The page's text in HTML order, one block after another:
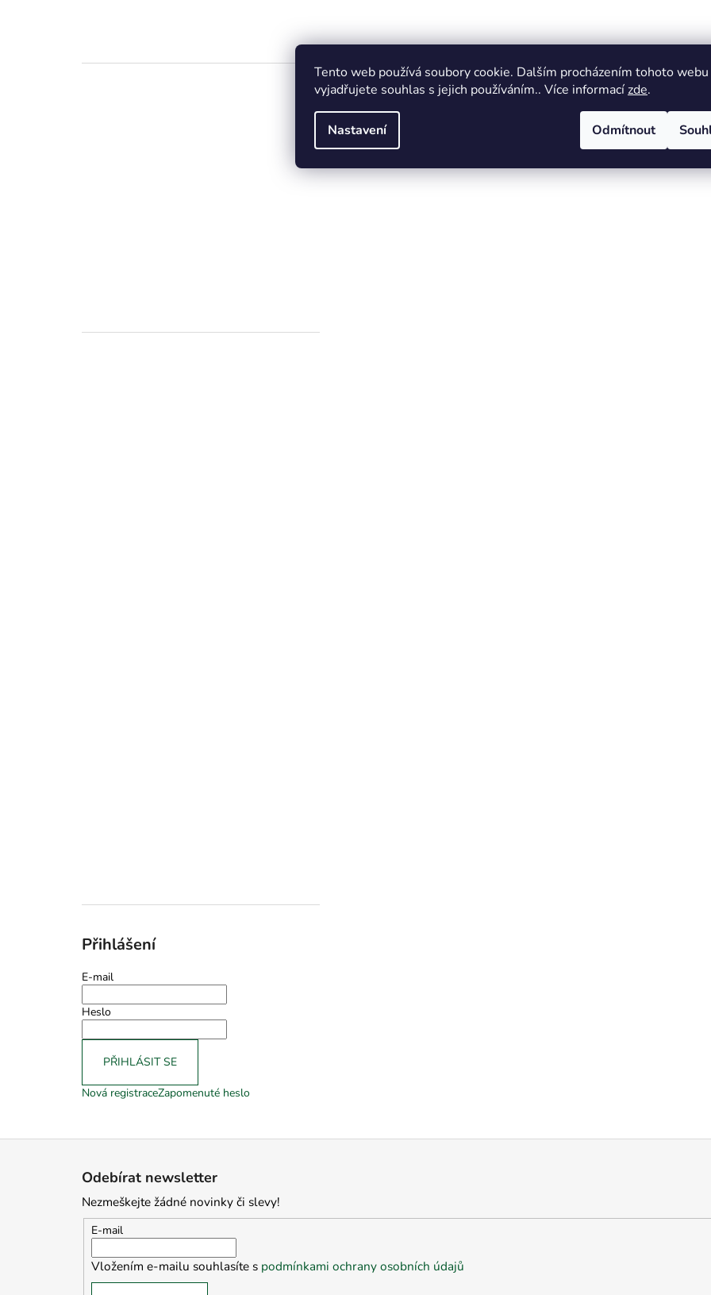
Tento web používá soubory cookie. Dalším procházením tohoto webu
vyjadřujete souhlas s jejich používáním.. Více informacízde.
Nastavení Odmítnout
Přihlášení
E-mail
Heslo
PŘIHLÁSIT SE
Nová registraceZapomenuté heslo
Odebírat newsletter
Nezmeškejte žádné novinky či slevy!
E-mail
Vložením e-mailu souhlasíte s podmínkami ochrany osobních údajů